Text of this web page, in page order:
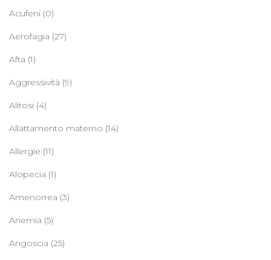
Acufeni (0)
Aerofagia (27)
Afta (1)
Aggressività (9)
Alitosi (4)
Allattamento materno (14)
Allergie (11)
Alopecia (1)
Amenorrea (3)
Anemia (5)
Angoscia (25)